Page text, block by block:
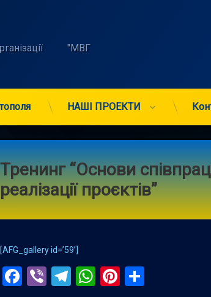
"МВГ
НАШІ ПРОЕКТИ
Тренинг “Основи
реалізації проєктів”
[AFG_gallery id=’59’]
Facebook
ViberTelegram
WhatsApp
Pinterest